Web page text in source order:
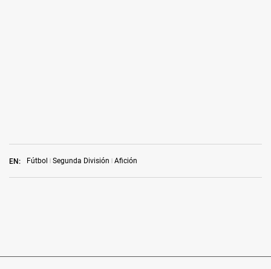
EN: Fútbol Segunda División Afición